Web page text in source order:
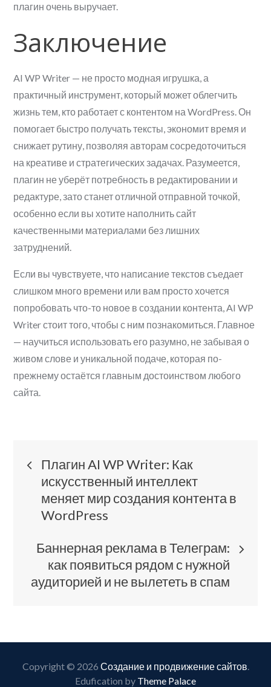
плагин очень выручает.
Заключение
AI WP Writer — не просто модная игрушка, а
практичный инструмент, который может облегчить
жизнь тем, кто работает с контентом на WordPress. Он
помогает быстро получать тексты, экономит время и
снижает рутину, позволяя авторам сосредоточиться
на креативе и стратегических задачах. Разумеется,
плагин не уберёт потребность в редактировании и
редактуре, зато станет отличной отправной точкой,
особенно если вы хотите наполнить сайт
качественными материалами без лишних
затруднений.
Если вы чувствуете, что написание текстов съедает
слишком много времени или вам просто хочется
попробовать что-то новое в создании контента, AI WP
Writer стоит того, чтобы с ним познакомиться. Главное
— научиться использовать его разумно, не забывая о
живом слове и уникальной подаче, которая по-
прежнему остаётся главным достоинством любого
сайта.
Навигация
по
записям
Плагин AI WP Writer: Как
искусственный интеллект
меняет мир создания контента в
WordPress
Баннерная реклама в Телеграм:
как появиться рядом с нужной
аудиторией и не вылететь в спам
Copyright © 2026 Создание и продвижение сайтов.
Edufication by Theme Palace